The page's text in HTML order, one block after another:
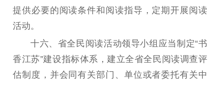
提供必要的阅读条件和阅读指导，定期开展阅读
活动。
十六、 省全民阅读活动领导小组应当制定“书
香江苏”建设指标体系，建立全省全民阅读调查评
估制度，并会同有关部门、单位或者委托有关中